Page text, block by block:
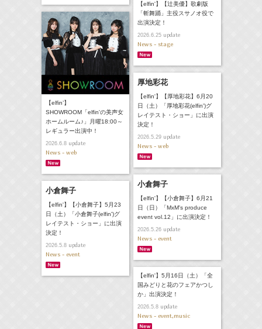
【elfin'】【辻美優】歌劇版
「斬舞踊」主役スサノオ役で
出演決定！
2026.6.25update
News - stage
【elfin’】
SHOWROOM「elfin'の美声女
ホームルーム♪」月曜18:00～
レギュラー出演中！
2026.6.8update
News - web
厚地彩花
【elfin'】【厚地彩花】6月20
日（土）「厚地彩花(elfin')グ
レイテスト・ショー」に出演
決定！
2026.5.29update
News - web
小倉舞子
【elfin'】【小倉舞子】6月21
日（日）「MxM's produce
event vol.12」に出演決定！
2026.5.26update
News - event
小倉舞子
【elfin'】【小倉舞子】5月23
日（土）「小倉舞子(elfin')グ
レイテスト・ショー」に出演
決定！
2026.5.8update
News - event
【elfin'】5月16日（土）「全
国みどりと花のフェアかつし
か」出演決定！
2026.5.8update
News - event,music